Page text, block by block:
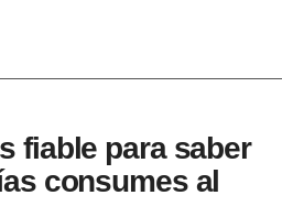
fiable para saber
consumes al